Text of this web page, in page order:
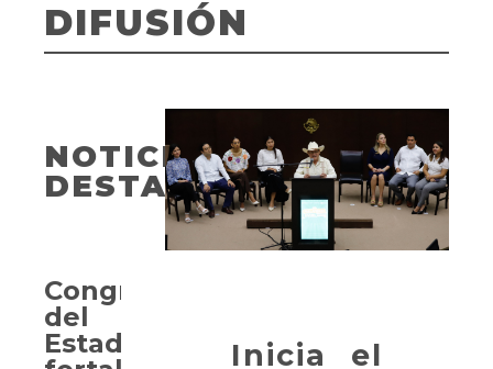
DIFUSIÓN
Inicia el
NOTICIAS
DESTACADAS
Congreso
del
Estado